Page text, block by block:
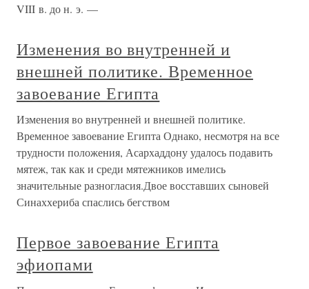
VIII в. до н. э. —
Изменения во внутренней и
внешней политике. Временное
завоевание Египта
Изменения во внутренней и внешней политике.
Временное завоевание Египта Однако, несмотря на все
трудности положения, Асархаддону удалось подавить
мятеж, так как и среди мятежников имелись
значительные разногласия.Двое восставших сыновей
Синаххериба спаслись бегством
Первое завоевание Египта
эфиопами